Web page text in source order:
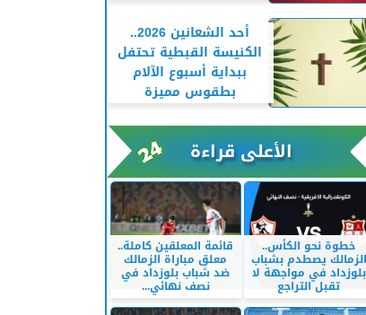
أحد الشعانين 2026..
الكنيسة القبطية تحتفل
ببداية أسبوع الآلام
بطقوس مميزة
الأعلى قراءة
خطوة نحو الكأس..
الزمالك يصطدم بشباب
بلوزداد في مواجهة لا
تقبل التراجع
قائمة المعلقين كاملة..
معلق مباراة الزمالك
ضد شباب بلوزداد في
نصف نهائي...